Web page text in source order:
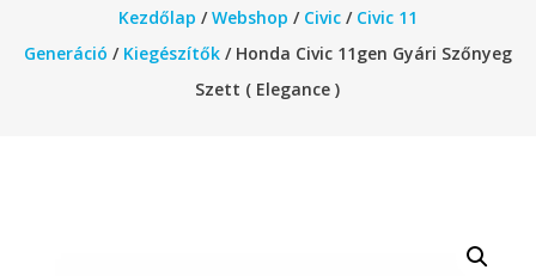
Kezdőlap /Webshop / Civic/ Civic 11
Generáció / Kiegészítők/ Honda Civic 11gen Gyári Szőnyeg
Szett ( Elegance )